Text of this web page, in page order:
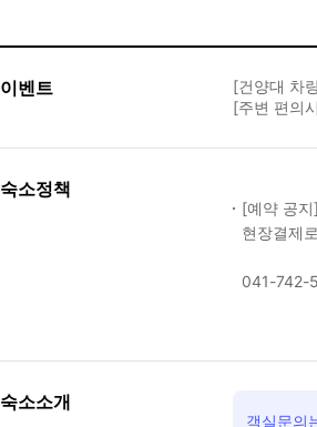
이벤트
[건양대 차
[주변 편의
숙소정책
[예약 공지]
현장결제
041-742-
숙소소개
객실문의